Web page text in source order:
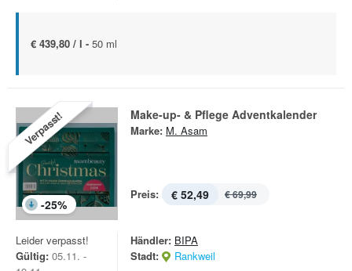
€ 439,80 / l - 50 ml
Verpasst!
-25%
Make-up- & Pflege Adventkalender
Marke: M. Asam
Preis: € 52,49 € 69,99
Leider verpasst!
Gültig: 05.11. -
Händler: BIPA
Stadt:
Rankweil